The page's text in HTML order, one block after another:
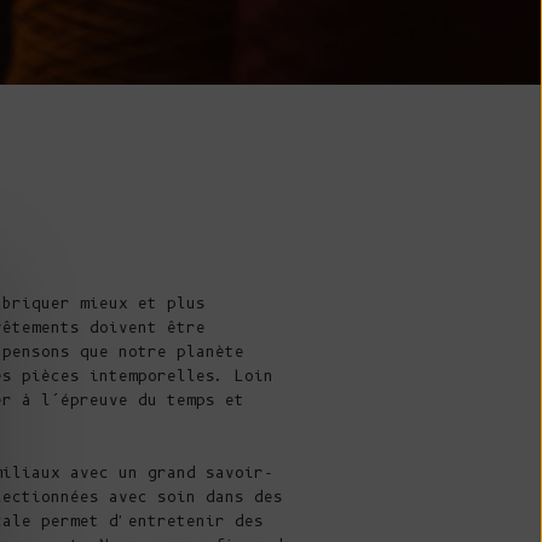
mieux et plus
doivent être
que notre planète
pièces intemporelles. Loin
à l’épreuve du temps et
avec un grand savoir-
avec soin dans des
permet d'entretenir des